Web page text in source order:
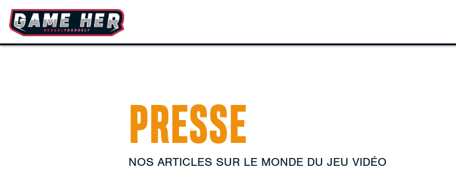
PRESSE
NOS ARTICLES SUR LE MONDE DU JEU VIDÉO